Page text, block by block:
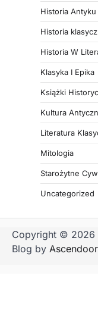
Historia Antyku
Historia
Historia W
Klasyka I Epika
Książki
Kultura
Literatura
Mitologia
Starożytne
Uncategorized
Copyright © 2026
Blog by Ascendoor